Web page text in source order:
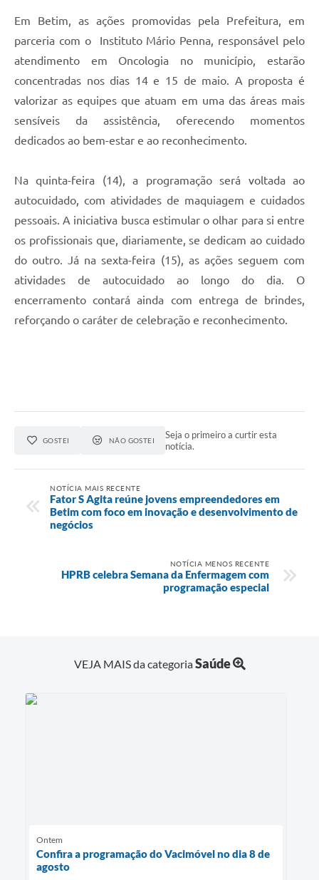
Em Betim, as ações promovidas pela Prefeitura, em
parceria com o Instituto Mário Penna, responsável pelo
atendimento em Oncologia no município, estarão
concentradas nos dias 14 e 15 de maio. A proposta é
valorizar as equipes que atuam em uma das áreas mais
sensíveis da assistência, oferecendo momentos
dedicados ao bem-estar e ao reconhecimento.
Na quinta-feira (14), a programação será voltada ao
autocuidado, com atividades de maquiagem e cuidados
pessoais. A iniciativa busca estimular o olhar para si entre
os profissionais que, diariamente, se dedicam ao cuidado
do outro. Já na sexta-feira (15), as ações seguem com
atividades de autocuidado ao longo do dia. O
encerramento contará ainda com entrega de brindes,
reforçando o caráter de celebração e reconhecimento.
GOSTEI NÃO GOSTEI
Seja o primeiro a curtir esta
notícia.
NOTÍCIA MAIS RECENTE
Fator S Agita reúne jovens empreendedores em
Betim com foco em inovação e desenvolvimento de
negócios
NOTÍCIA MENOS RECENTE
HPRB celebra Semana da Enfermagem com
programação especial
VEJA MAIS da categoriaSaúde
Ontem
Confira a programação do Vacimóvel no dia 8 de
agosto